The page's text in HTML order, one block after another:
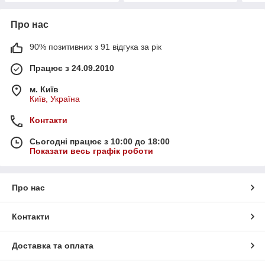
Про нас
90% позитивних з 91 відгука за рік
Працює з 24.09.2010
м. Київ
Київ, Україна
Контакти
Сьогодні працює з 10:00 до 18:00
Показати весь графік роботи
Про нас
Контакти
Доставка та оплата